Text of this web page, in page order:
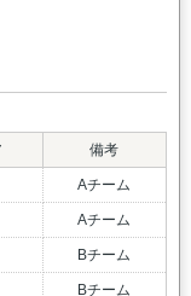
備考
Aチーム
Aチーム
Bチーム
Bチーム